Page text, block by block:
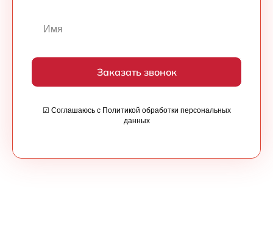
Заказать звонок
☑ Соглашаюсь с Политикой обработки персональных
данных